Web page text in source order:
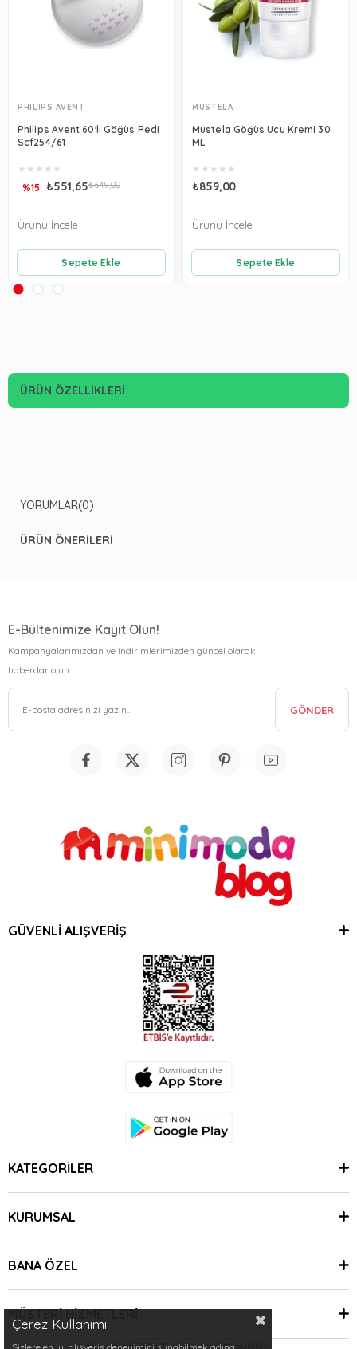
PHILIPS AVENT
Philips Avent 60'lı Göğüs Pedi
Scf254/61
★ ★ ★ ★ ★
₺551,65₺649,00
%15
Sepete Ekle
Ürünü İncele
MUSTELA
Mustela Göğüs Ucu Kremi 30
ML
★ ★ ★ ★ ★
₺859,00
Sepete Ekle
Ürünü İncele
ÜRÜN ÖZELLIKLERI
YORUMLAR(0)
ÜRÜN ÖNERILERI
E-Bültenimize Kayıt Olun!
Kampanyalarımızdan ve indirimlerimizden güncel olarak
haberdar olun.
GÖNDER
GÜVENLİ ALIŞVERİŞ
KATEGORİLER
KURUMSAL
BANA ÖZEL
MÜŞTERİ HİZMETLERİ
© 2024 Minimoda | Tüm Hakları Saklıdır.
Çerez Kullanımı